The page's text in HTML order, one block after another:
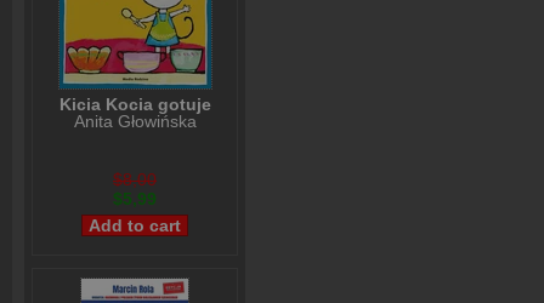
Kicia Kocia gotuje
Anita Głowińska
$8,00
$5,99